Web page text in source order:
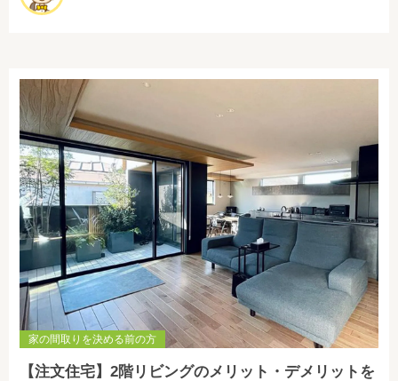
家の間取りを決める前の方
【注文住宅】2階リビングのメリット・デメリットを